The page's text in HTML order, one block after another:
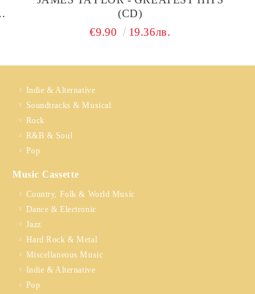
(CD)
€9.90
19.36лв.
Indie & Alternative
Soundtracks & Musical
Rock
R&B & Soul
Pop
Music Cassette
Country, Folk & World Music
Dance & Electronic
Jazz
Hard Rock & Metal
Miscellaneous Music
Indie & Alternative
Pop